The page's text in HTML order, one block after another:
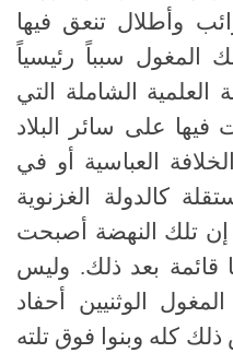
وأطلال تنعق فيها
المغول سبباً رئيسياً
الشاملة التي
فيها على سائر البلاد
العباسية أو في
كالدولة الغزنوية
إن تلك النهضة أصبحت
قائمة بعد ذلك. وليس
الوثنيين أحفاد
كله وبنوا فوق تلته